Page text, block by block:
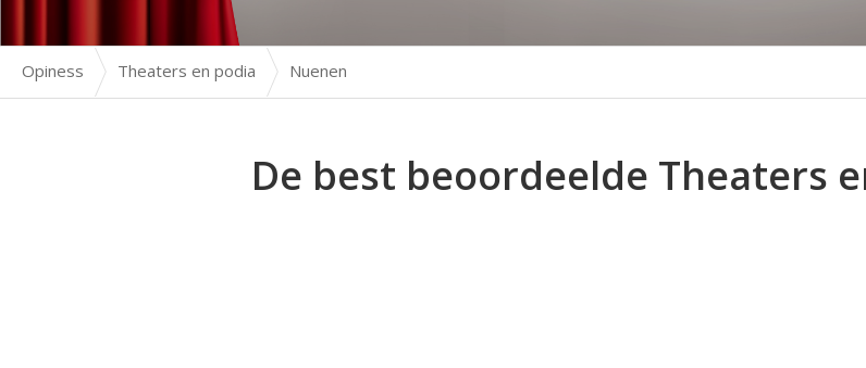
Opiness Theaters en podia Nuenen
De best beoordeelde Theaters